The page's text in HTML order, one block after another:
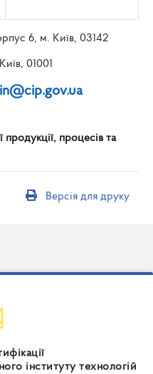
6, м. Київ, 03142
01001
продукції, процесів та
Версія для друку
інституту технологій